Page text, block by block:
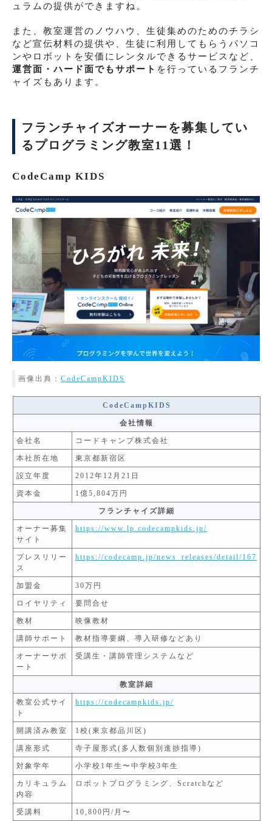
ュラムの提供ができますね。
また、教室運営のノウハウ、生徒集めのためのチラシ
など宣伝材料の提供や、生徒に利用してもらうパソコ
ンやロボットを安価にレンタルできるサービスなど、
運営面・ハード面でもサポート を行っているフランチ
ャイズもあります。
フランチャイズオーナーを募集してい
るプログラミング教室11選！
CodeCamp KIDS
画像出典： CodeCampKIDS
CodeCampKIDS
会社情報
会社名 コードキャンプ株式会社
本社所在地 東京都新宿区
設立年度 2012年12月21日
資本金 1億5,804万円
フランチャイズ詳細
オーナー募集
サイト
https://www.lp.codecampkids.jp/
プレスリリー
ス
https://codecamp.jp/news_releases/detail/167
加盟金 30万円
ロイヤリティ 要問合せ
教材 映像教材
講師サポート 教材指導要綱、導入研修などあり
オーナーサポ
ート
受講生・講師管理システムなど
教室詳細
教室公式サイ
ト
https://codecampkids.jp/
開講済み教室 1校(東京都品川区)
講座形式 寺子屋形式(多人数個別進捗指導)
対象学年 小学校1年生〜中学校3年生
カリキュラム
内容
ロボットプログラミング、Scratchなど
受講料 10,800円/月〜